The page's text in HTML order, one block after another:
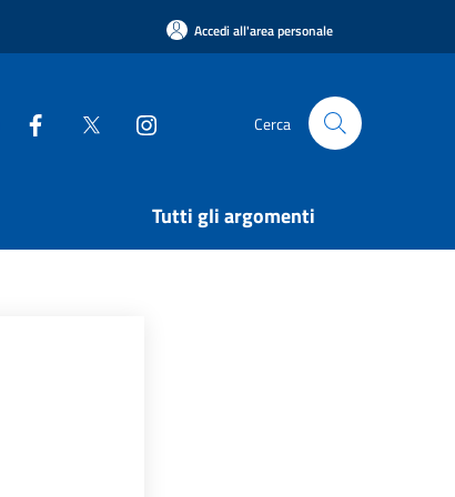
Accedi all'area personale
Cerca
Tutti gli argomenti